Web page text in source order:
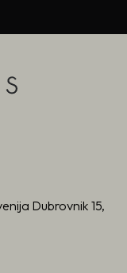
Dubrovnik 15,